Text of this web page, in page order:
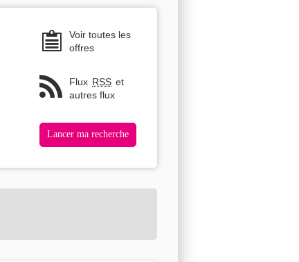
Voir toutes les
offres
Flux RSS et
autres flux